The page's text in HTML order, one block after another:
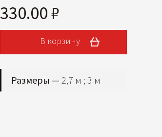
330.00 ₽
В корзину
Размеры — 2,7 м ; 3 м